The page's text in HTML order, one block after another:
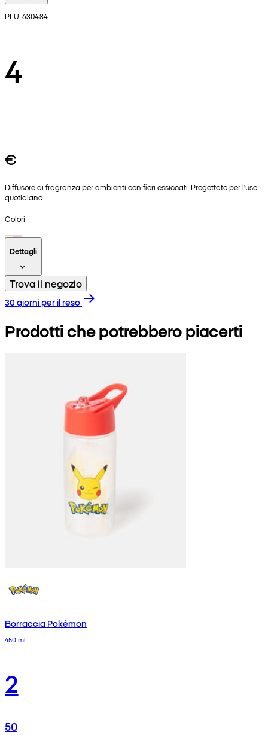
PLU: 630484
4
€
Diffusore di fragranza per ambienti con fiori essiccati. Progettato per l'uso
quotidiano.
Colori
Dettagli
Trova il negozio
30 giorni per il reso
Prodotti che potrebbero piacerti
Borraccia Pokémon
450 ml
2
50